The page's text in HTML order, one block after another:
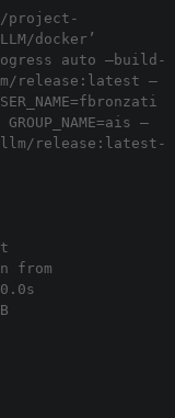
project-
docker’
auto –build-
release:latest –
–
release:latest-
FINISHED
from
531B
359B